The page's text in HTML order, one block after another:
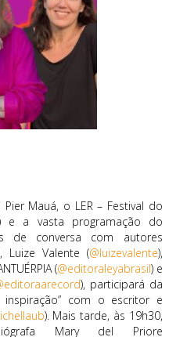
Mauá, o LER – Festival do
e a vasta programação do
de conversa com autores
Luize Valente (@luizevalente),
(@editoraleyabrasil) e
), participará da
com o escritor e
). Mais tarde, às 19h30,
Mary del Priore